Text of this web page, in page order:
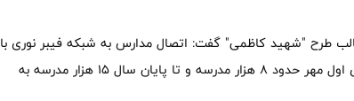
طرح "شهید کاظمی" گفت: اتصال مدارس به شبکه فیبر نوری با
سرعت در حال انجام است و پیش‌بینی می شود برای اول مهر حدود 8 هزار مدرسه و تا پایان سال 15 هزار مدرسه به